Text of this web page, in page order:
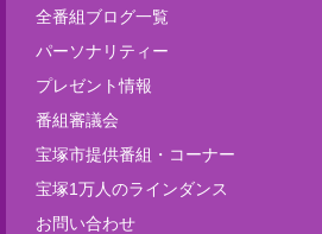
全番組ブログ一覧
パーソナリティー
プレゼント情報
番組審議会
宝塚市提供番組・コーナー
宝塚1万人のラインダンス
お問い合わせ